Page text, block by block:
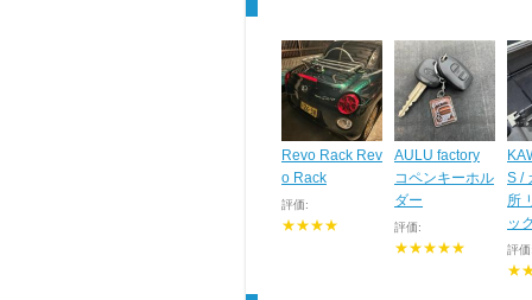
Revo Rack Rev
o Rack
評価:
★★★★
AULU factory
コペンキーホル
ダー
評価:
★★★★★
S /
所
ッ
評